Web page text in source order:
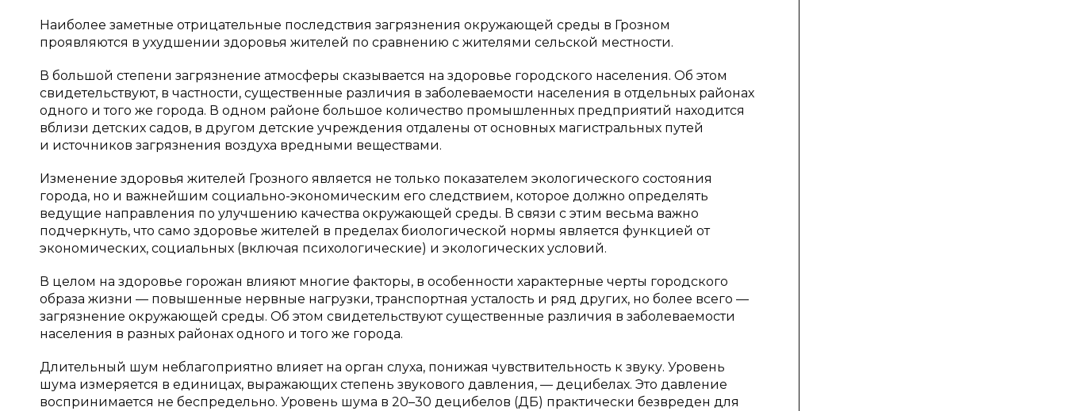
Наиболее заметные отрицательные последствия загрязнения окружающей среды в Грозном
проявляются в ухудшении здоровья жителей по сравнению с жителями сельской местности.
В большой степени загрязнение атмосферы сказывается на здоровье городского населения. Об этом
свидетельствуют, в частности, существенные различия в заболеваемости населения в отдельных районах
одного и того же города. В одном районе большое количество промышленных предприятий находится
вблизи детских садов, в другом детские учреждения отдалены от основных магистральных путей
и источников загрязнения воздуха вредными веществами.
Изменение здоровья жителей Грозного является не только показателем экологического состояния
города, но и важнейшим социально-экономическим его следствием, которое должно определять
ведущие направления по улучшению качества окружающей среды. В связи с этим весьма важно
подчеркнуть, что само здоровье жителей в пределах биологической нормы является функцией от
экономических, социальных (включая психологические) и экологических условий.
В целом на здоровье горожан влияют многие факторы, в особенности характерные черты городского
образа жизни — повышенные нервные нагрузки, транспортная усталость и ряд других, но более всего —
загрязнение окружающей среды. Об этом свидетельствуют существенные различия в заболеваемости
населения в разных районах одного и того же города.
Длительный шум неблагоприятно влияет на орган слуха, понижая чувствительность к звуку. Уровень
шума измеряется в единицах, выражающих степень звукового давления, — децибелах. Это давление
воспринимается не беспредельно. Уровень шума в 20–30 децибелов (ДБ) практически безвреден для